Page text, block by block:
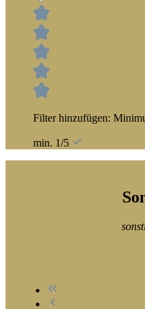
Filter hinzufügen:
min. 1/5